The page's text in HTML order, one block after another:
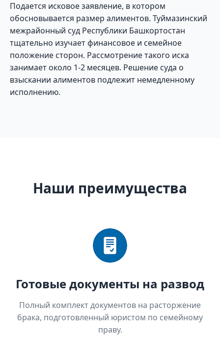
Подается исковое заявление, в котором
обосновывается размер алиментов. Туймазинский
межрайонный суд Республики Башкортостан
тщательно изучает финансовое и семейное
положение сторон. Рассмотрение такого иска
занимает около 1-2 месяцев. Решение суда о
взыскании алиментов подлежит немедленному
исполнению.
Наши преимущества
Готовые документы на развод
Полный комплект документов на расторжение
брака, подготовленный юристом по семейному
праву.